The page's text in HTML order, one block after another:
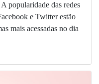
popularidade das redes
e Twitter estão
mais acessadas no dia